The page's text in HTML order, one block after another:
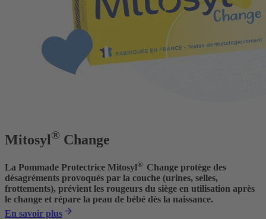
Mitosyl® Change
La Pommade Protectrice Mitosyl® Change protège des
désagréments provoqués par la couche (urines, selles,
frottements), prévient les rougeurs du siège en utilisation après
le change et répare la peau de bébé dès la naissance.
En savoir plus